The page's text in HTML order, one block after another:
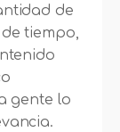
de
tiempo,
gente lo